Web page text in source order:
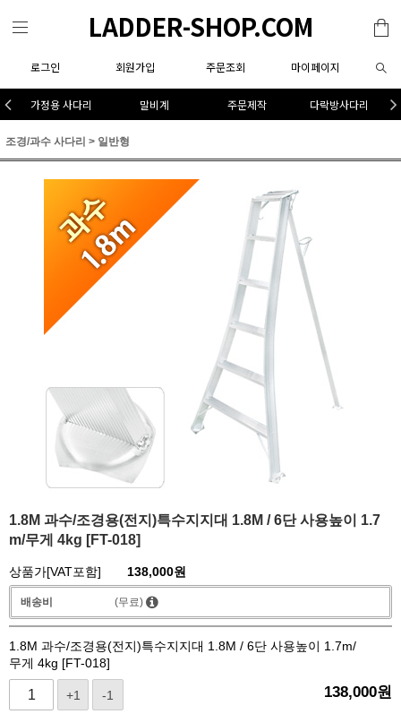
LADDER-SHOP.COM
로그인 회원가입 주문조회 마이페이지
가정용 사다리 말비계 주문제작 다락방사다리
조경/과수 사다리 > 일반형
1.8M 과수/조경용(전지)특수지지대 1.8M / 6단 사용높이 1.7
m/무게 4kg [FT-018]
상품가[VAT포함] 138,000원
배송비 (무료)
1.8M 과수/조경용(전지)특수지지대 1.8M / 6단 사용높이 1.7m/
무게 4kg [FT-018]
+1 -1 138,000원